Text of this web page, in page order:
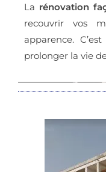
La rénovation
recouvrir vos
apparence.
prolonger la vie